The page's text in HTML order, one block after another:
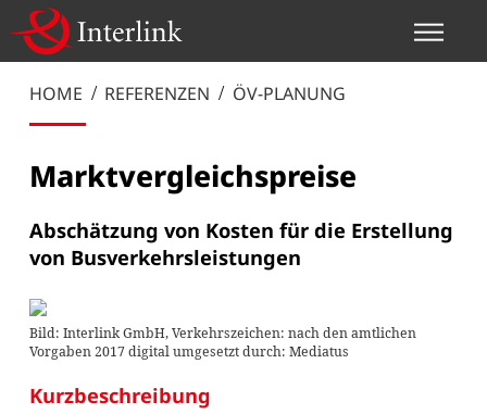
HOME REFERENZEN ÖV-PLANUNG
Marktvergleichspreise
Abschätzung von Kosten für die Erstellung
von Busverkehrsleistungen
Bild: Interlink GmbH, Verkehrszeichen: nach den amtlichen
Vorgaben 2017 digital umgesetzt durch: Mediatus
Kurzbeschreibung